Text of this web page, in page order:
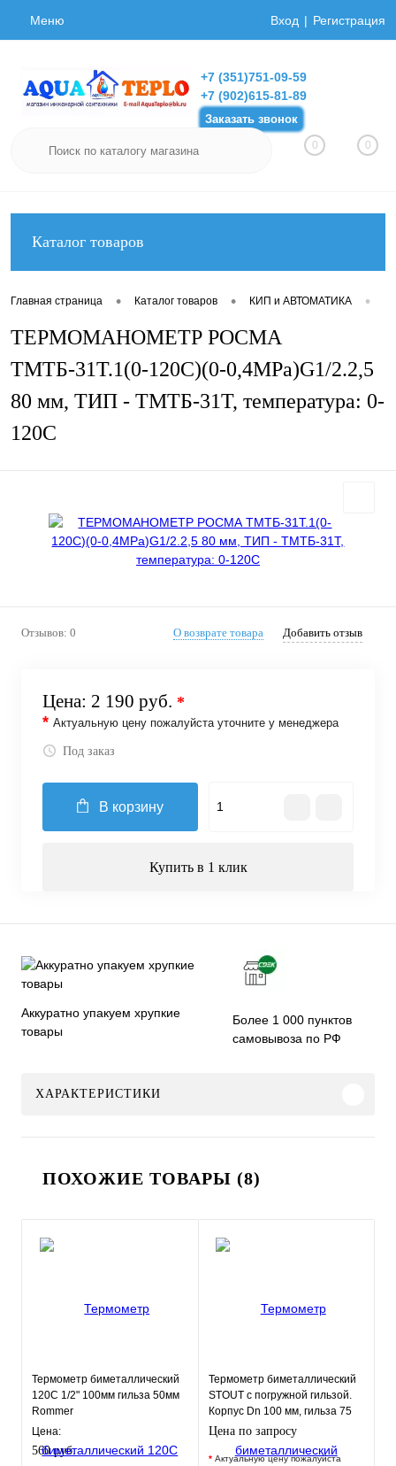
Меню Вход Регистрация
+7 (351)751-09-59
+7 (902)615-81-89
Заказать звонок
0 0
Каталог товаров
Главная страница • Каталог товаров • КИП и АВТОМАТИКА •
ТЕРМОМАНОМЕТР РОСМА
ТМТБ-31Т.1(0-120С)(0-0,4MPa)G1/2.2,5
80 мм, ТИП - ТМТБ-31Т, температура: 0-
120С
Отзывов: 0 О возврате товара Добавить отзыв
Цена: 2 190 руб. *
* Актуальную цену пожалуйста уточните у менеджера
Под заказ
В корзину
Купить в 1 клик
Аккуратно упакуем хрупкие
товары
Более 1 000 пунктов
самовывоза по РФ
ХАРАКТЕРИСТИКИ
ПОХОЖИЕ ТОВАРЫ (8)
Термометр биметаллический
120С 1/2" 100мм гильза 50мм
Rommer
Цена:
560 руб.
Термометр биметаллический
STOUT с погружной гильзой.
Корпус Dn 100 мм, гильза 75
мм 1/2"
Цена по запросу
* Актуальную цену пожалуйста